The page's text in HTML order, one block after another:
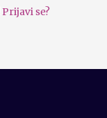
Prijavi se?